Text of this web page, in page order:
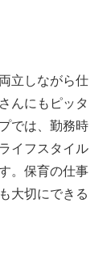
立しながら仕
んにもピッタ
では、勤務時
イフスタイル
。保育の仕事
大切にできる